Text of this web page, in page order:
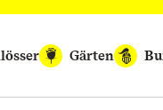
Gärten